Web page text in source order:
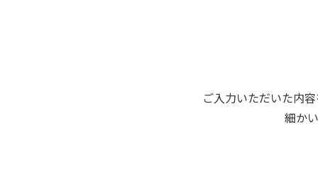
ご入力いただいた内
細か